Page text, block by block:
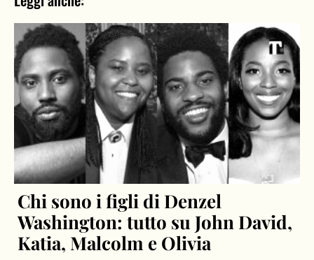
Chi sono i figli di Denzel
Washington: tutto su John David,
Katia, Malcolm e Olivia